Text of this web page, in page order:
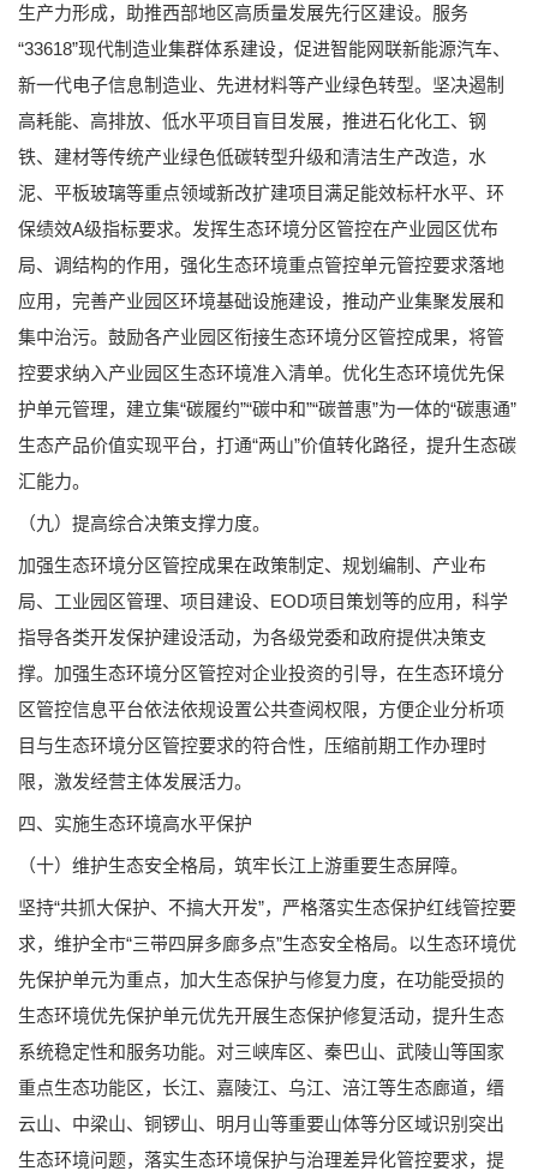
生产力形成，助推西部地区高质量发展先行区建设。服务
“33618”现代制造业集群体系建设，促进智能网联新能源汽车、
新一代电子信息制造业、先进材料等产业绿色转型。坚决遏制
高耗能、高排放、低水平项目盲目发展，推进石化化工、钢
铁、建材等传统产业绿色低碳转型升级和清洁生产改造，水
泥、平板玻璃等重点领域新改扩建项目满足能效标杆水平、环
保绩效A级指标要求。发挥生态环境分区管控在产业园区优布
局、调结构的作用，强化生态环境重点管控单元管控要求落地
应用，完善产业园区环境基础设施建设，推动产业集聚发展和
集中治污。鼓励各产业园区衔接生态环境分区管控成果，将管
控要求纳入产业园区生态环境准入清单。优化生态环境优先保
护单元管理，建立集“碳履约”“碳中和”“碳普惠”为一体的“碳惠通”
生态产品价值实现平台，打通“两山”价值转化路径，提升生态碳
汇能力。
（九）提高综合决策支撑力度。
加强生态环境分区管控成果在政策制定、规划编制、产业布
局、工业园区管理、项目建设、EOD项目策划等的应用，科学
指导各类开发保护建设活动，为各级党委和政府提供决策支
撑。加强生态环境分区管控对企业投资的引导，在生态环境分
区管控信息平台依法依规设置公共查阅权限，方便企业分析项
目与生态环境分区管控要求的符合性，压缩前期工作办理时
限，激发经营主体发展活力。
四、实施生态环境高水平保护
（十）维护生态安全格局，筑牢长江上游重要生态屏障。
坚持“共抓大保护、不搞大开发”，严格落实生态保护红线管控要
求，维护全市“三带四屏多廊多点”生态安全格局。以生态环境优
先保护单元为重点，加大生态保护与修复力度，在功能受损的
生态环境优先保护单元优先开展生态保护修复活动，提升生态
系统稳定性和服务功能。对三峡库区、秦巴山、武陵山等国家
重点生态功能区，长江、嘉陵江、乌江、涪江等生态廊道，缙
云山、中梁山、铜锣山、明月山等重要山体等分区域识别突出
生态环境问题，落实生态环境保护与治理差异化管控要求，提